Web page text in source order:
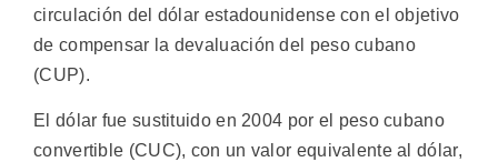
circulación del dólar estadounidense con el objetivo
de compensar la devaluación del peso cubano
(CUP).
El dólar fue sustituido en 2004 por el peso cubano
convertible (CUC), con un valor equivalente al dólar,